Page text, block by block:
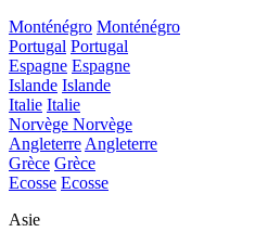
Monténégro Monténégro
Portugal Portugal
Espagne Espagne
Islande Islande
Italie Italie
Norvège Norvège
Angleterre Angleterre
Grèce Grèce
Ecosse Ecosse
Asie